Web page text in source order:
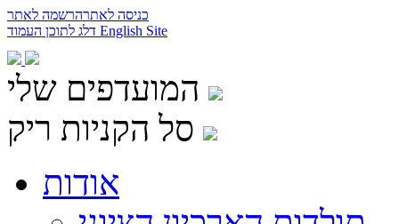
כניסה לאתרהרשמה לאתר
English Site
המועדפים שלי
סל הקניות ריק
אודות